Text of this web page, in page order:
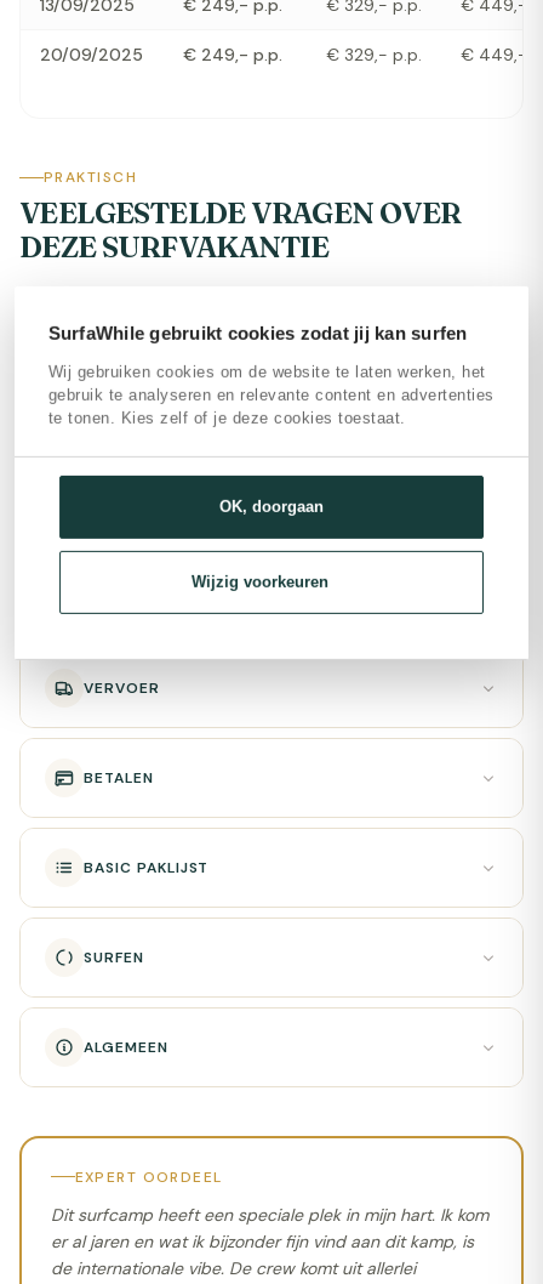
SurfaWhile gebruikt cookies zodat jij kan surfen
Wij gebruiken cookies om de website te laten werken, het
gebruik te analyseren en relevante content en advertenties
te tonen. Kies zelf of je deze cookies toestaat.
OK, doorgaan
Wijzig voorkeuren
13/09/2025 € 249,- p.p. € 329,- p.p. € 449,-
20/09/2025 € 249,- p.p. € 329,- p.p. € 449,-
PRAKTISCH
VEELGESTELDE VRAGEN OVER
DEZE SURFVAKANTIE
AANKOMST
WAT IS INBEGREPEN?
VERVOER
BETALEN
BASIC PAKLIJST
SURFEN
ALGEMEEN
EXPERT OORDEEL
Dit surfcamp heeft een speciale plek in mijn hart. Ik kom
er al jaren en wat ik bijzonder fijn vind aan dit kamp, is
de internationale vibe. De crew komt uit allerlei